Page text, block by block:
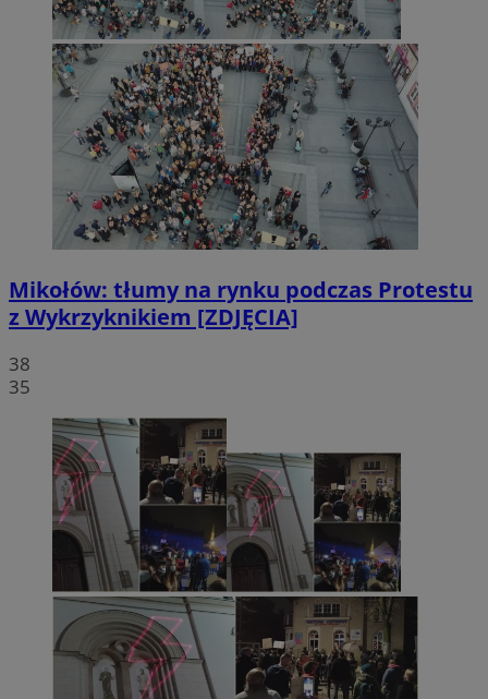
Mikołów: tłumy na rynku podczas Protestu
z Wykrzyknikiem [ZDJĘCIA]
38
35